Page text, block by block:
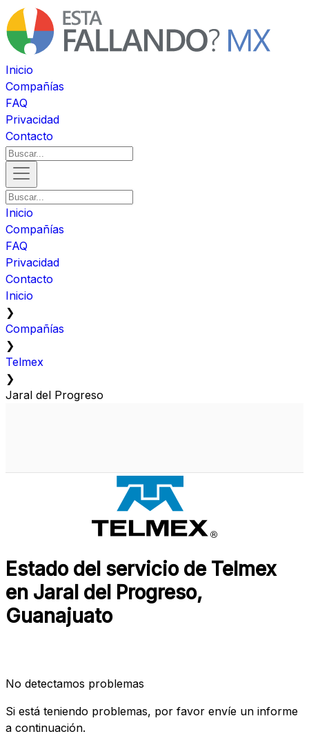
Inicio
Compañías
FAQ
Privacidad
Contacto
Inicio
Compañías
FAQ
Privacidad
Contacto
Inicio
❯
Compañías
❯
Telmex
❯
Jaral del Progreso
Estado del servicio de Telmex
en Jaral del Progreso,
Guanajuato
No detectamos problemas
Si está teniendo problemas, por favor envíe un informe
a continuación.